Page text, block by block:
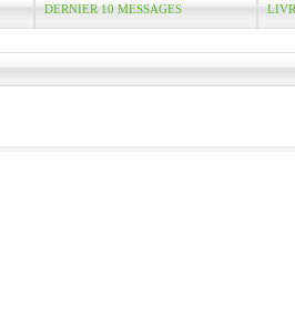
DERNIER 10 MESSAGES